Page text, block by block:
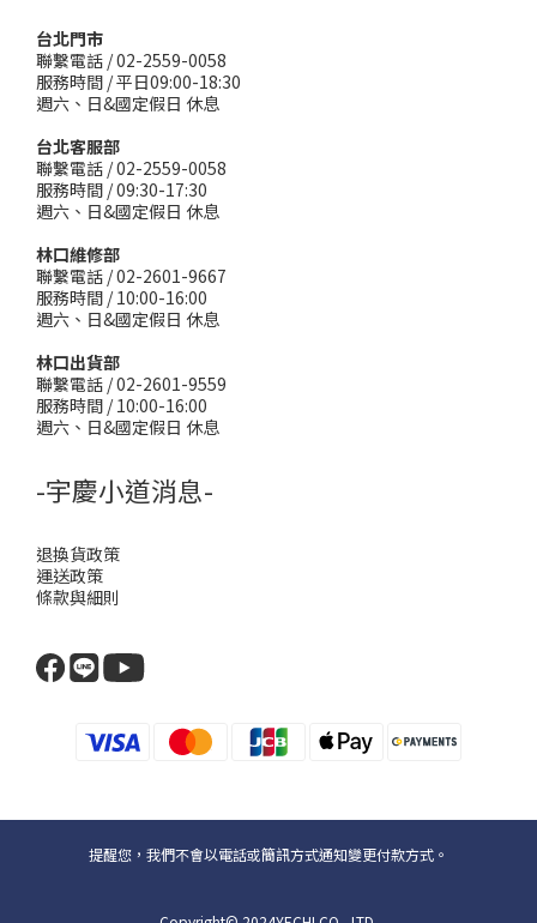
台北門市
聯繫電話 / 02-2559-0058
服務時間 / 平日09:00-18:30
週六、日&國定假日 休息
台北客服部
聯繫電話 / 02-2559-0058
服務時間 / 09:30-17:30
週六、日&國定假日 休息
林口維修部
聯繫電話 / 02-2601-9667
服務時間 / 10:00-16:00
週六、日&國定假日 休息
林口出貨部
聯繫電話 / 02-2601-9559
服務時間 / 10:00-16:00
週六、日&國定假日 休息
-宇慶小道消息-
退換貨政策
運送政策
條款與細則
提醒您，我們不會以電話或簡訊方式通知變更付款方式。